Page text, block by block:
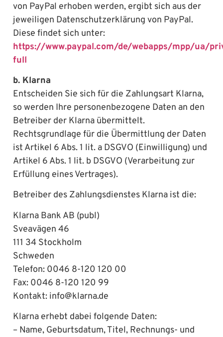
von PayPal erhoben werden, ergibt sich aus der
jeweiligen Datenschutzerklärung von PayPal.
Diese findet sich unter:
https://www.paypal.com/de/webapps/mpp/ua/
full
b. Klarna
Entscheiden Sie sich für die Zahlungsart Klarna,
so werden Ihre personenbezogene Daten an den
Betreiber der Klarna übermittelt.
Rechtsgrundlage für die Übermittlung der Daten
ist Artikel 6 Abs. 1 lit. a DSGVO (Einwilligung) und
Artikel 6 Abs. 1 lit. b DSGVO (Verarbeitung zur
Erfüllung eines Vertrages).
Betreiber des Zahlungsdienstes Klarna ist die:
Klarna Bank AB (publ)
Sveavägen 46
111 34 Stockholm
Schweden
Telefon: 0046 8-120 120 00
Fax: 0046 8-120 120 99
Kontakt: info@klarna.de
Klarna erhebt dabei folgende Daten:
– Name, Geburtsdatum, Titel, Rechnungs- und